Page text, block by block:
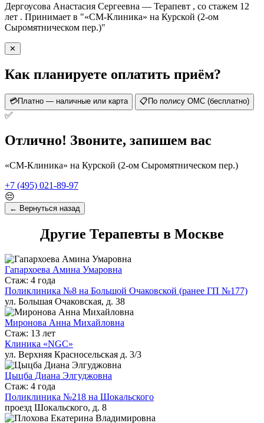
Дергоусова Анастасия Сергеевна — Терапевт , со стажем 12
лет . Принимает в "«СМ-Клиника» на Курской (2-ом
Сыромятническом пер.)"
✕
Как планируете оплатить приём?
💳Платно — наличные или карта 📋 По полису ОМС (бесплатно)
✅
Отлично! Звоните, запишем вас
«СМ-Клиника» на Курской (2-ом Сыромятническом пер.)
+7 (495) 021-89-97
😔
← Вернуться назад
Другие Терапевты в Москве
Гапархоева Амина Умаровна
Стаж: 4 года
Поликлиника №8 на Большой Очаковской (ранее ГП №177)
ул. Большая Очаковская, д. 38
Миронова Анна Михайловна
Стаж: 13 лет
Клиника «NGC»
ул. Верхняя Красносельская д. 3/3
Цыцба Диана Элгуджовна
Стаж: 4 года
Поликлиника №218 на Шокальского
проезд Шокальского, д. 8